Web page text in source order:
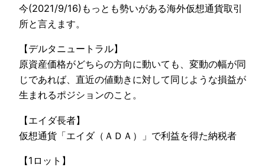
今(2021/9/16)もっとも勢いがある海外仮想通貨取引
所と言えます。
【デルタニュートラル】
原資産価格がどちらの方向に動いても、変動の幅が同
じであれば、直近の値動きに対して同じような損益が
生まれるポジションのこと。
【エイダ長者】
仮想通貨「エイダ（ＡＤＡ）」で利益を得た納税者
【1ロット】